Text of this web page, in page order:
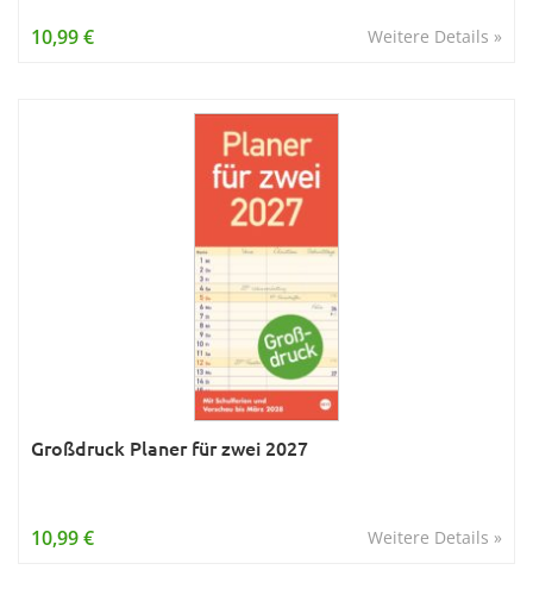
Young Adult
Weitere Details »
10,99 €
Großdruck Planer für zwei 2027
Weitere Details »
10,99 €